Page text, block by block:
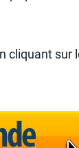
cliquant sur